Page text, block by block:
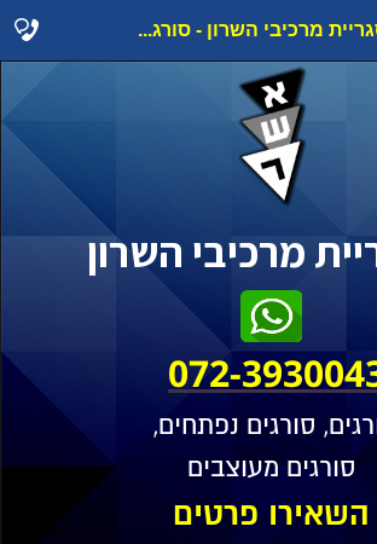
מרכיבי השרון - סורג...
072-
מרכיבי השרון
סורגים נפתחים,
סורגים מעוצבים
השאירו פרטים